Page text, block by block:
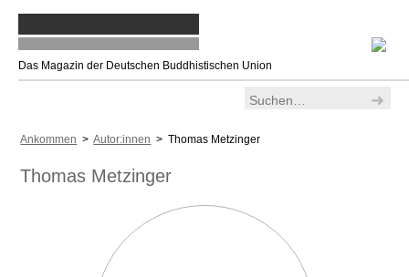
Das Magazin der Deutschen Buddhistischen Union
Ankommen >Autor:innen > Thomas Metzinger
Thomas Metzinger